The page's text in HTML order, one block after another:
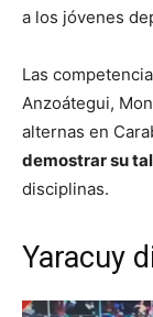
a los jóvenes
Las
Anzoátegui,
alternas en
demostrar su
disciplinas.
Yaracuy